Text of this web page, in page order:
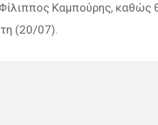
Καμπούρης, καθώς
(20/07).